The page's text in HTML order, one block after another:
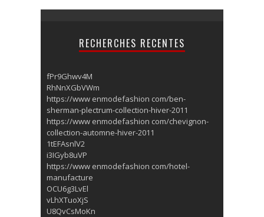
RECHERCHES RECENTES
fPr9Ghwv4M
RhNnXGbVWm
https://www enmodefashion com/ben-
sherman-plectrum-collection-hiver-2011
https://www enmodefashion com/chevignon-
collection-automne-hiver-2011
1tEFAsnlV2
i3IGyb8uVP
https://www enmodefashion com/hotel-
manufacture
OCU6g3LvEl
vLhXTuoXjS
U8QvCsMoKn